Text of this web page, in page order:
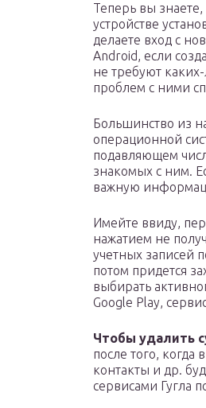
Теперь вы
устройстве
делаете вход с
Android, если
не требуют
проблем с ними
Большинство из
операционной
подавляющем
знакомых с ним.
важную
Имейте ввиду,
нажатием не
учетных записей
потом придется
выбирать
Google Play,
Чтобы удалить
после того,
контакты и др.
сервисами Гугла